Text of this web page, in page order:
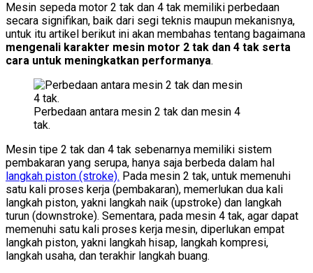
Mesin sepeda motor 2 tak dan 4 tak memiliki perbedaan
secara signifikan, baik dari segi teknis maupun mekanisnya,
untuk itu artikel berikut ini akan membahas tentang bagaimana
mengenali karakter mesin motor 2 tak dan 4 tak serta
cara untuk meningkatkan performanya.
Perbedaan antara mesin 2 tak dan mesin 4
tak.
Mesin tipe 2 tak dan 4 tak sebenarnya memiliki sistem
pembakaran yang serupa, hanya saja berbeda dalam hal
langkah piston (stroke). Pada mesin 2 tak, untuk memenuhi
satu kali proses kerja (pembakaran), memerlukan dua kali
langkah piston, yakni langkah naik (upstroke) dan langkah
turun (downstroke). Sementara, pada mesin 4 tak, agar dapat
memenuhi satu kali proses kerja mesin, diperlukan empat
langkah piston, yakni langkah hisap, langkah kompresi,
langkah usaha, dan terakhir langkah buang.